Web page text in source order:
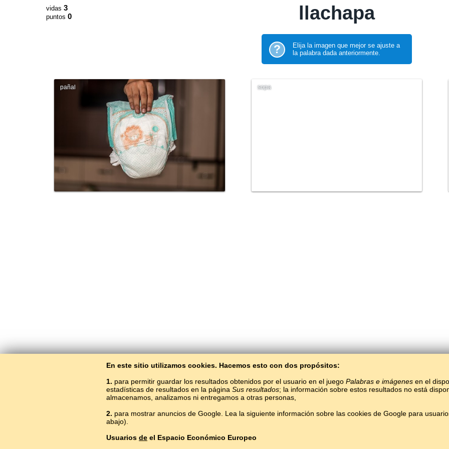
En este sitio utilizamos cookies. Hacemos esto con dos propósitos:
1. para permitir guardar los resultados obtenidos por el usuario en el juego Palabras e imágenes en el
estadísticas de resultados en la página Sus resultados; la información sobre estos resultados no está
almacenamos, analizamos ni entregamos a otras personas,
2. para mostrar anuncios de Google. Lea la siguiente información sobre las cookies de Google para
abajo).
Usuarios de el Espacio Económico Europeo
vidas 3
puntos 0 llachapa
?
Elija la imagen que mejor se ajuste a
la palabra dada anteriormente.
pañal sopa
Aprender el idioma quechua ecuatoriano gratis. Jugar y aprender palabras quechua